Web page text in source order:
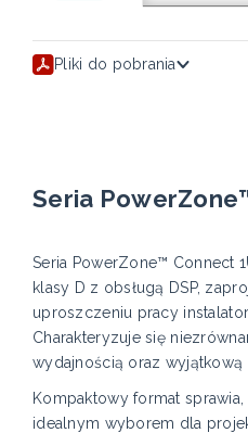
Pliki do pobrania
Seria
Seria PowerZone™ Connect
klasy D z obsługą DSP,
uproszczeniu pracy
Charakteryzuje się
wydajnością oraz wyjątkową
Kompaktowy format
idealnym wyborem dla